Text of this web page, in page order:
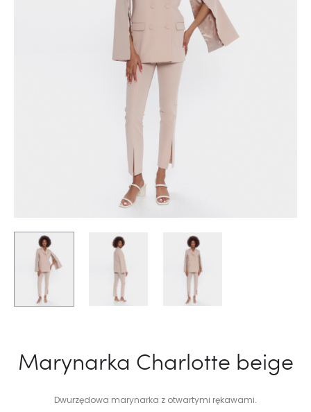
Marynarka Charlotte beige
Dwurzędowa marynarka z otwartymi rękawami.